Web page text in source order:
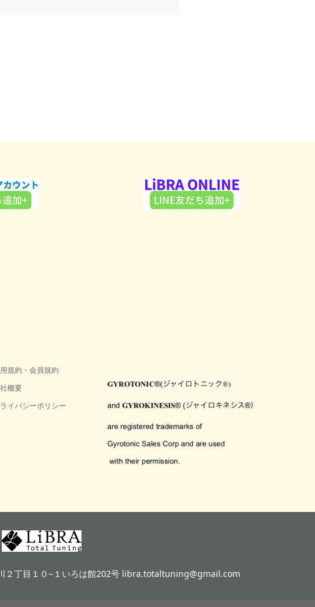
規約・会員規約
概要
イバシーポリシー
２丁目１０−１いろは館202号 libra.totaltuning@gmail.com